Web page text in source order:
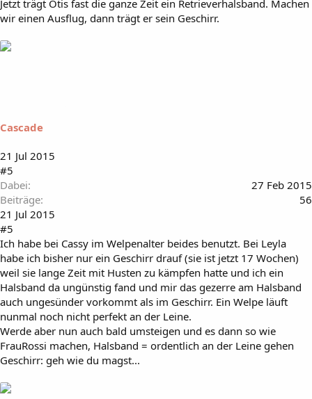
Jetzt trägt Otis fast die ganze Zeit ein Retrieverhalsband. Machen
wir einen Ausflug, dann trägt er sein Geschirr.
Cascade
21 Jul 2015
#5
Dabei
27 Feb 2015
Beiträge
56
21 Jul 2015
#5
Ich habe bei Cassy im Welpenalter beides benutzt. Bei Leyla
habe ich bisher nur ein Geschirr drauf (sie ist jetzt 17 Wochen)
weil sie lange Zeit mit Husten zu kämpfen hatte und ich ein
Halsband da ungünstig fand und mir das gezerre am Halsband
auch ungesünder vorkommt als im Geschirr. Ein Welpe läuft
nunmal noch nicht perfekt an der Leine.
Werde aber nun auch bald umsteigen und es dann so wie
FrauRossi machen, Halsband = ordentlich an der Leine gehen
Geschirr: geh wie du magst...